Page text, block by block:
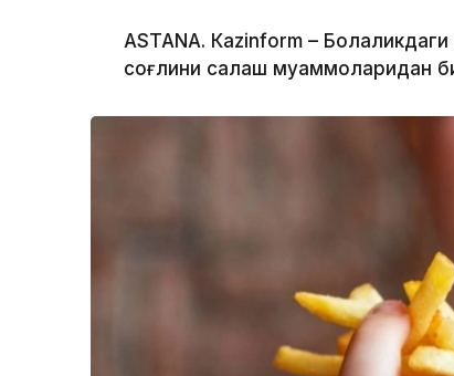
ASTANА. Кazinform –
соғлиқни сақлаш муаммоларидан